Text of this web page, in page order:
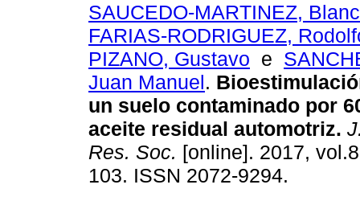
SAUCEDO-MARTINEZ,
FARIAS-RODRIGUEZ,
PIZANO, Gustavo e
Juan Manuel.
un suelo contaminado por
aceite residual automotriz.
Res. Soc. [online]. 2017,
103. ISSN 2072-9294.